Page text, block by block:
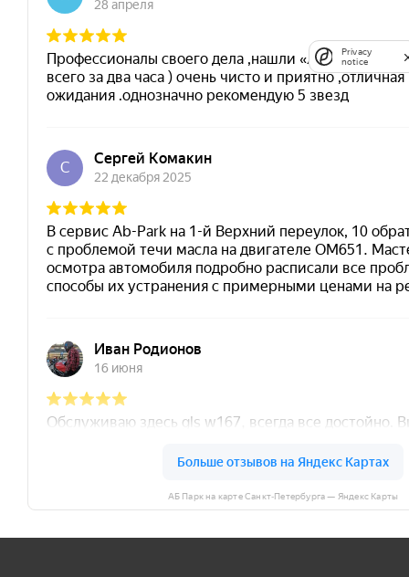
АБ Парк на карте Санкт‑Петербурга — Яндекс Карты
Privacy
notice